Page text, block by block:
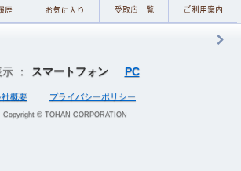
： スマートフォン PC
概要 プライバシーポリシー
Copyright © TOHAN CORPORATION